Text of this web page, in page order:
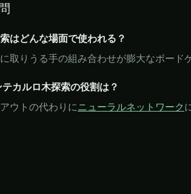
はどんな場面で使われる？
取りうる手の組み合わせが膨大なボード
カルロ木探索の役割は？
ウトの代わりにニューラルネットワーク